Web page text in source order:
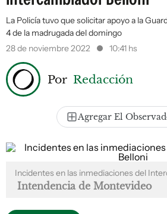
La Policía tuvo que solicitar apoyo a la
4 de la madrugada del domingo
28 de noviembre 2022
10:41 hs
Por Redacción
Agregar El
Incidentes en las inmediaciones del
Intendencia de Montevideo